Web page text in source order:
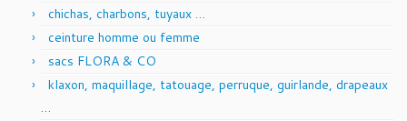
chichas, charbons, tuyaux …
ceinture homme ou femme
sacs FLORA & CO
klaxon, maquillage, tatouage, perruque, guirlande, drapeaux
…